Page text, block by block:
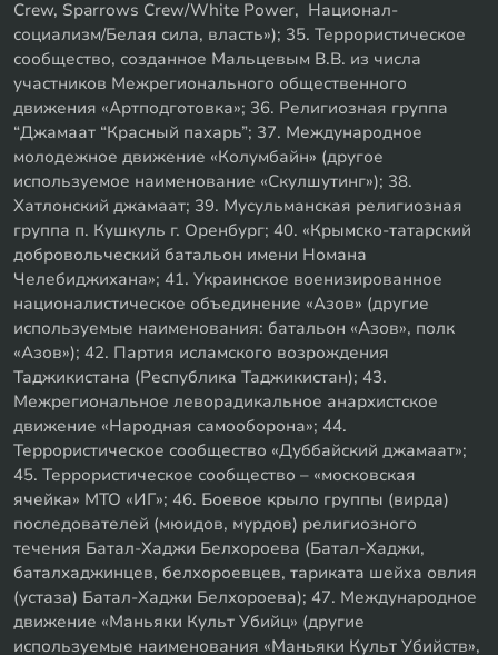
Crew, Sparrows Crew/White Power, Национал-
социализм/Белая сила, власть»); 35. Террористическое
сообщество, созданное Мальцевым В.В. из числа
участников Межрегионального общественного
движения «Артподготовка»; 36. Религиозная группа
“Джамаат “Красный пахарь”; 37. Международное
молодежное движение «Колумбайн» (другое
используемое наименование «Скулшутинг»); 38.
Хатлонский джамаат; 39. Мусульманская религиозная
группа п. Кушкуль г. Оренбург; 40. «Крымско-татарский
добровольческий батальон имени Номана
Челебиджихана»; 41. Украинское военизированное
националистическое объединение «Азов» (другие
используемые наименования: батальон «Азов», полк
«Азов»); 42. Партия исламского возрождения
Таджикистана (Республика Таджикистан); 43.
Межрегиональное леворадикальное анархистское
движение «Народная самооборона»; 44.
Террористическое сообщество «Дуббайский джамаат»;
45. Террористическое сообщество – «московская
ячейка» МТО «ИГ»; 46. Боевое крыло группы (вирда)
последователей (мюидов, мурдов) религиозного
течения Батал-Хаджи Белхороева (Батал-Хаджи,
баталхаджинцев, белхороевцев, тариката шейха овлия
(устаза) Батал-Хаджи Белхороева); 47. Международное
движение «Маньяки Культ Убийц» (другие
используемые наименования «Маньяки Культ Убийств»,